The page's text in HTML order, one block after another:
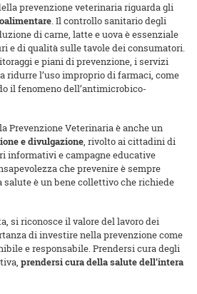
prevenzione veterinaria riguarda gli
. Il controllo sanitario degli
di carne, latte e uova è essenziale
e di qualità sulle tavole dei consumatori.
e piani di prevenzione, i servizi
ridurre l’uso improprio di farmaci, come
il fenomeno dell’antimicrobico-
Prevenzione Veterinaria è anche un
e divulgazione, rivolto ai cittadini di
informativi e campagne educative
che prevenire è sempre
salute è un bene collettivo che richiede
si riconosce il valore del lavoro dei
di investire nella prevenzione come
e responsabile. Prendersi cura degli
prendersi cura della salute dell’intera